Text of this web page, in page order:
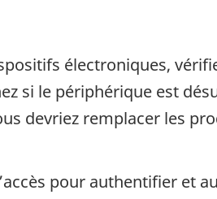
électroniques,
si le périphérique est
devriez remplacer les
pour authentifier et